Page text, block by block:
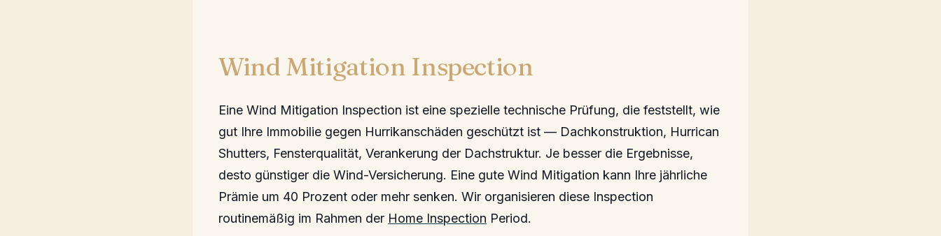
Wind Mitigation Inspection
Eine Wind Mitigation Inspection ist eine spezielle technische Prüfung, die feststellt, wie
gut Ihre Immobilie gegen Hurrikanschäden geschützt ist — Dachkonstruktion, Hurrican
Shutters, Fensterqualität, Verankerung der Dachstruktur. Je besser die Ergebnisse,
desto günstiger die Wind-Versicherung. Eine gute Wind Mitigation kann Ihre jährliche
Prämie um 40 Prozent oder mehr senken. Wir organisieren diese Inspection
routinemäßig im Rahmen der Home Inspection Period.